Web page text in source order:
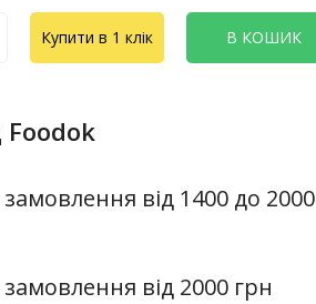
Купити в 1 клік В КОШИК
Foodok
від 1400 до 2000
від 2000 грн